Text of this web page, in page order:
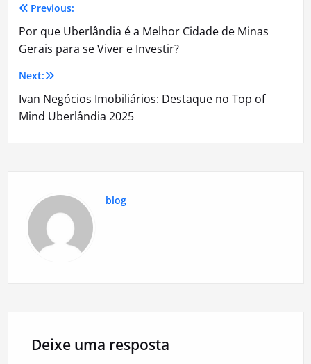
Navegação
de
Post
Previous:
Por que Uberlândia é a Melhor Cidade de Minas
Gerais para se Viver e Investir?
Next:
Ivan Negócios Imobiliários: Destaque no Top of
Mind Uberlândia 2025
blog
Deixe uma resposta